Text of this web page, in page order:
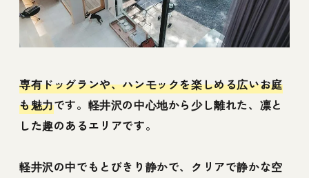
専有ドッグランや、ハンモックを楽しめる広いお庭
も魅力です。軽井沢の中心地から少し離れた、凛と
した趣のあるエリアです。
軽井沢の中でもとびきり静かで、クリアで静かな空